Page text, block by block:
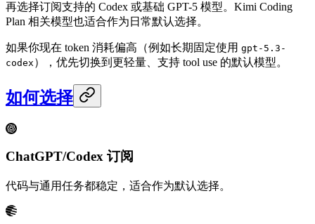
再选择订阅支持的 Codex 或基础 GPT-5 模型。Kimi Coding
Plan 相关模型也适合作为日常默认选择。
如果你现在 token 消耗偏高（例如长期固定使用 gpt-5.3-
codex ），优先切换到更轻量、支持 tool use 的默认模型。
如何选择
ChatGPT/Codex 订阅
代码与通用任务都稳定，适合作为默认选择。